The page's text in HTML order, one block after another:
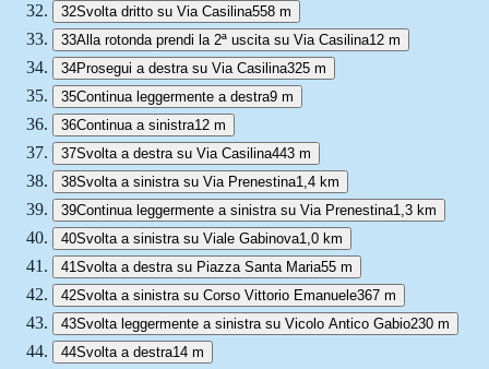
32Svolta dritto su Via Casilina558 m
33Alla rotonda prendi la 2ª uscita su Via Casilina12 m
34Prosegui a destra su Via Casilina325 m
35Continua leggermente a destra9 m
36Continua a sinistra12 m
37Svolta a destra su Via Casilina443 m
38Svolta a sinistra su Via Prenestina1,4 km
39Continua leggermente a sinistra su Via Prenestina1,3 km
40Svolta a sinistra su Viale Gabinova1,0 km
41Svolta a destra su Piazza Santa Maria55 m
42Svolta a sinistra su Corso Vittorio Emanuele367 m
43Svolta leggermente a sinistra su Vicolo Antico Gabio230 m
44Svolta a destra14 m